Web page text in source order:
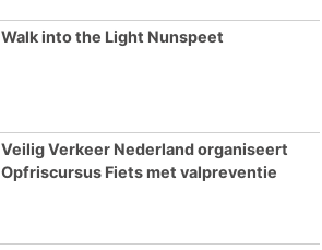
Walk into the Light Nunspeet
Veilig Verkeer Nederland organiseert
Opfriscursus Fiets met valpreventie